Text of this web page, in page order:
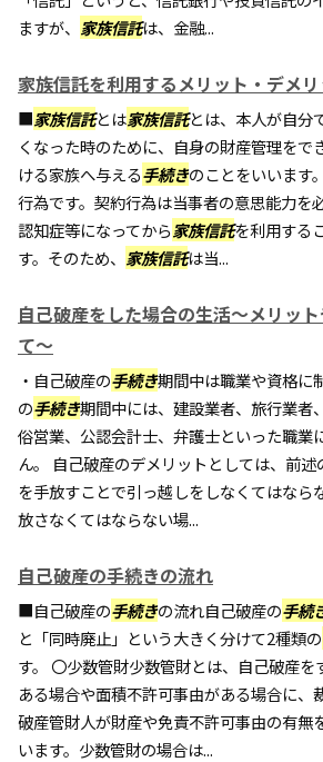
ますが、 家族信託は、金融...
家族信託を利用するメリット・デメリ
■家族信託とは家族信託とは、本人が自分
くなった時のために、自身の財産管理をで
ける家族へ与える手続きのことをいいます
行為です。契約行為は当事者の意思能力を
認知症等になってから家族信託を利用する
す。そのため、 家族信託は当...
自己破産をした場合の生活～メリッ
て～
・自己破産の手続き期間中は職業や資格に
の手続き期間中には、建設業者、旅行業者
俗営業、公認会計士、弁護士といった職業
ん。 自己破産のデメリットとしては、前
を手放すことで引っ越しをしなくてはなら
放さなくてはならない場...
自己破産の手続きの流れ
■自己破産の手続きの流れ自己破産の手続
と「同時廃止」という大きく分けて2種類の
す。 〇少数管財少数管財とは、自己破産
ある場合や面積不許可事由がある場合に、
破産管財人が財産や免責不許可事由の有無
います。少数管財の場合は...